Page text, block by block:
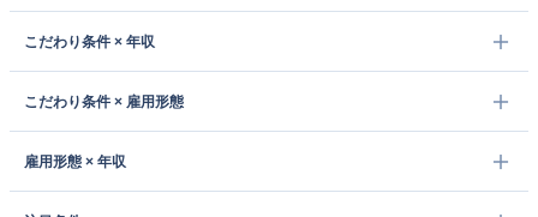
こだわり条件 × 年収
こだわり条件 × 雇用形態
雇用形態 × 年収